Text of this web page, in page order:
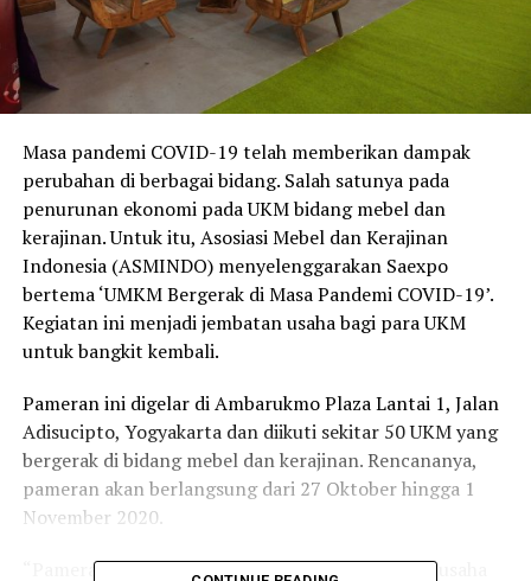
Masa pandemi COVID-19 telah memberikan dampak
perubahan di berbagai bidang. Salah satunya pada
penurunan ekonomi pada UKM bidang mebel dan
kerajinan. Untuk itu, Asosiasi Mebel dan Kerajinan
Indonesia (ASMINDO) menyelenggarakan Saexpo
bertema ‘UMKM Bergerak di Masa Pandemi COVID-19’.
Kegiatan ini menjadi jembatan usaha bagi para UKM
untuk bangkit kembali.
Pameran ini digelar di Ambarukmo Plaza Lantai 1, Jalan
Adisucipto, Yogyakarta dan diikuti sekitar 50 UKM yang
bergerak di bidang mebel dan kerajinan. Rencananya,
pameran akan berlangsung dari 27 Oktober hingga 1
November 2020.
“Pameran ini bertujuan memberi gairah kembali usaha